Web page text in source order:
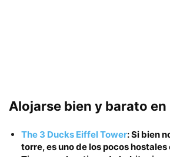
Alojarse bien y barato en
The 3 Ducks Eiffel Tower: Si bien
torre, es uno de los pocos hostales